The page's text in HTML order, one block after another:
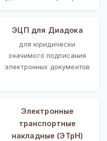
ЭЦП для Диадока
для юридически
значимого подписания
электронных документов
Электронные
транспортные
накладные (ЭТрН)